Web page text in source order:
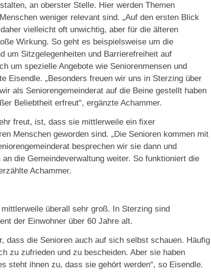
an oberster Stelle. Hier werden Themen
weniger relevant sind. „Auf den ersten Blick
vielleicht oft unwichtig, aber für die älteren
Wirkung. So geht es beispielsweise um die
um Sitzgelegenheiten und Barrierefreiheit auf
um spezielle Angebote wie Seniorenmensen und
Eisendle. „Besonders freuen wir uns in Sterzing über
als Seniorengemeinderat auf die Beine gestellt haben
Beliebtheit erfreut“, ergänzte Achammer.
freut, ist, dass sie mittlerweile ein fixer
Menschen geworden sind. „Die Senioren kommen mit
besprechen wir sie dann und
die Gemeindeverwaltung weiter. So funktioniert die
Achammer.
überall sehr groß. In Sterzing sind
der Einwohner über 60 Jahre alt.
dass die Senioren auch auf sich selbst schauen. Häufig
zu zufrieden und zu bescheiden. Aber sie haben
steht ihnen zu, dass sie gehört werden“, so Eisendle.